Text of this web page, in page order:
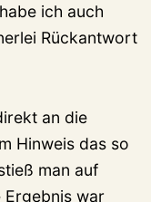
ich auch
Rückantwort
an die
Hinweis das so
man auf
Ergebnis war